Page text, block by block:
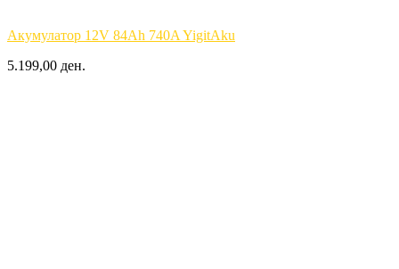
Акумулатор 12V 84Ah 740A YigitAku
5.199,00 ден.